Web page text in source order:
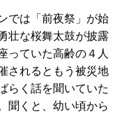
では「前夜祭」が始
壮な桜舞太鼓が披露
っていた高齢の４人
されるともう被災地
らく話を聞いていた
聞くと、幼い頃から